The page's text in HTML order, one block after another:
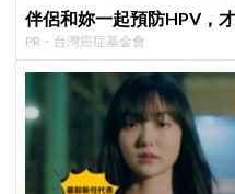
伴侶和妳一起預防HPV，
PR・台灣癌症基金會